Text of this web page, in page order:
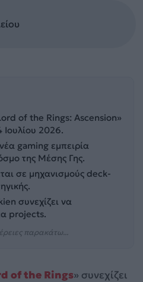
of the Rings: Ascension»
Ιουλίου 2026.
gaming εμπειρία
της Μέσης Γης.
σε μηχανισμούς deck-
συνεχίζει να
projects.
παρακάτω...
of the Rings» συνεχίζει